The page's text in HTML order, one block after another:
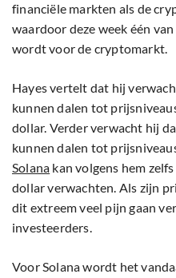
financiële markten als de
waardoor deze week één
wordt voor de cryptomarkt.
Hayes vertelt dat hij
kunnen dalen tot
dollar. Verder verwacht hij
kunnen dalen tot
Solana kan volgens hem
dollar verwachten. Als zijn
dit extreem veel pijn gaan
investeerders.
Voor Solana wordt het